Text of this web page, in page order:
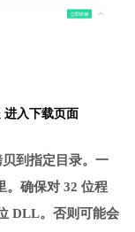
进入下载页面
到指定目录。一
。确保对 32 位程
DLL。否则可能会